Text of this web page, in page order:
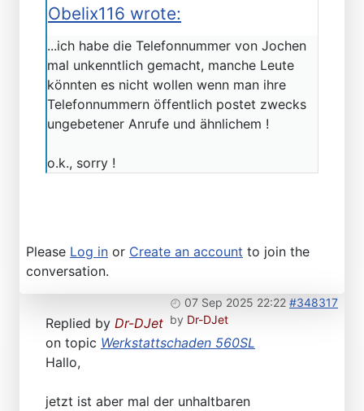
Obelix116 wrote:
...ich habe die Telefonnummer von Jochen
mal unkenntlich gemacht, manche Leute
könnten es nicht wollen wenn man ihre
Telefonnummern öffentlich postet zwecks
ungebetener Anrufe und ähnlichem !
o.k., sorry !
Please Log in or Create an account to join the
conversation.
07 Sep 2025 22:22 #348317
by Dr-DJet
Replied by Dr-DJet
on topic Werkstattschaden 560SL
Hallo,
jetzt ist aber mal der unhaltbaren